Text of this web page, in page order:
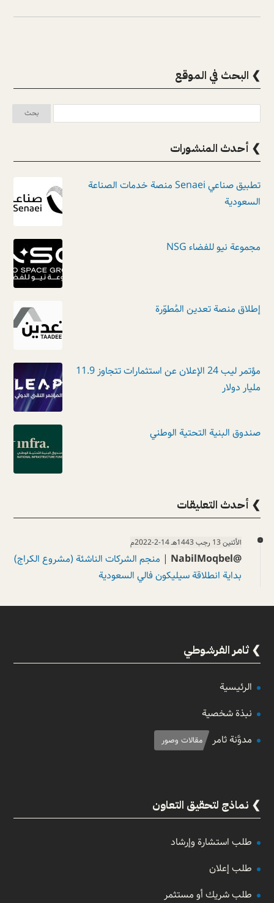
❯ البحث في الموقع
❯ أحدث المنشورات
تطبيق صناعي Senaei منصة خدمات الصناعة
السعودية
مجموعة نيو للفضاء NSG
إطلاق منصة تعدين المُطوّرة
مؤتمر ليب 24 الإعلان عن استثمارات تتجاوز 11.9
مليار دولار
صندوق البنية التحتية الوطني
❯ أحدث التعليقات
الأثنين 13 رجب 1443هـ 14-2-2022م
@NabilMoqbel
| منجم الشركات الناشئة (مشروع الكراج)
بداية انطلاقة سيليكون فالي السعودية
ثامر الفرشوطي
الرئيسية
نبذة شخصية
مدوَّنة ثامر
مقالات وصور
نماذج لتحقيق التعاون
طلب استشارة وإرشاد
طلب إعلان
طلب شريك أو مستثمر